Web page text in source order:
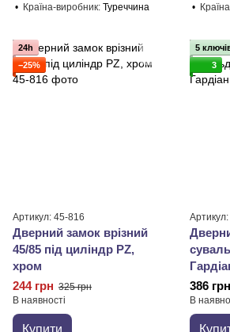
Країна-виробник Туреччина
24h
−25%
Артикул: 45-816
Дверний замок врізний
45/85 під циліндр PZ,
хром
244 грн 325 грн
В наявності
Купити
5
3
386 грн
В